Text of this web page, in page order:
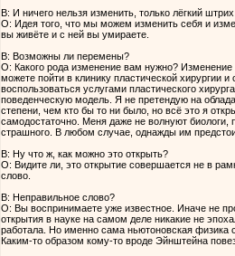
В: И ничего нельзя изменить, только лёгкий
О: Идея того, что мы можем изменить себя и
вы живёте и с ней вы умираете.
В: Возможны ли перемены?
О: Какого рода изменение вам нужно?
можете пойти в клинику пластической хирургии
воспользоваться услугами пластического
поведенческую модель. Я не претендую на
степени, чем кто бы то ни было, но всё это я
самодостаточно. Меня даже не волнуют биологи,
страшного. В любом случае, однажды им
В: Ну что ж, как можно это открыть?
О: Видите ли, это открытие совершается не в
слово.
В: Неправильное слово?
О: Вы воспринимаете уже известное. Иначе не
открытия в науке на самом деле никакие не
работала. Но именно сама ньютоновская физика
Каким-то образом кому-то вроде Эйнштейна